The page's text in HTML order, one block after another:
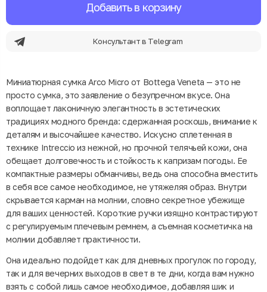
Добавить в корзину
Консультант в Telegram
Миниатюрная сумка Arco Micro от Bottega Veneta — это не
просто сумка, это заявление о безупречном вкусе. Она
воплощает лаконичную элегантность в эстетических
традициях модного бренда: сдержанная роскошь, внимание к
деталям и высочайшее качество. Искусно сплетенная в
технике Intreccio из нежной, но прочной телячьей кожи, она
обещает долговечность и стойкость к капризам погоды. Ее
компактные размеры обманчивы, ведь она способна вместить
в себя все самое необходимое, не утяжеляя образ. Внутри
скрывается карман на молнии, словно секретное убежище
для ваших ценностей. Короткие ручки изящно контрастируют
с регулируемым плечевым ремнем, а съемная косметичка на
молнии добавляет практичности.
Она идеально подойдет как для дневных прогулок по городу,
так и для вечерних выходов в свет в те дни, когда вам нужно
взять с собой лишь самое необходимое, добавляя шик и